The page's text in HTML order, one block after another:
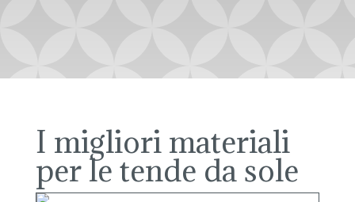
I migliori materiali
per le tende da sole